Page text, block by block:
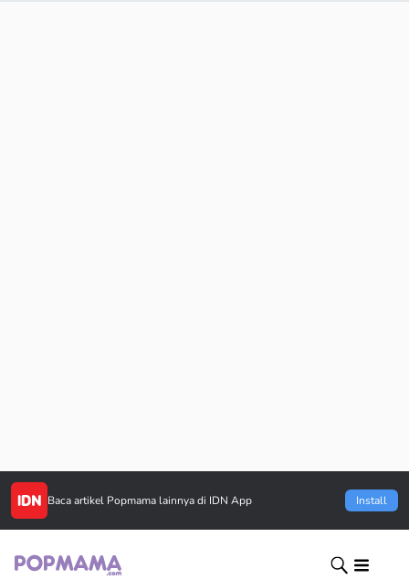
Baca artikel Popmama lainnya di IDN App Install